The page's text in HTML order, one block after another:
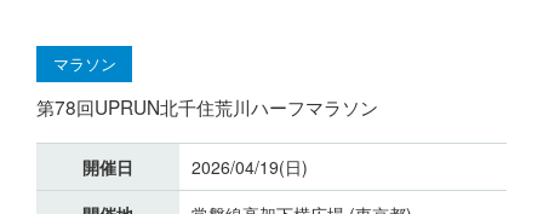
マラソン
第78回UPRUN北千住荒川ハーフマラソン
開催日
2026/04/19(日)